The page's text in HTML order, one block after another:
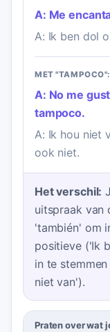
A: Me
A: Ik ben dol
MET "TAMPOCO":
A: No me
tampoco.
A: Ik hou niet
ook niet.
Het verschil:
uitspraak van
'también' om
positieve ('Ik
in te
niet van').
Praten over wat